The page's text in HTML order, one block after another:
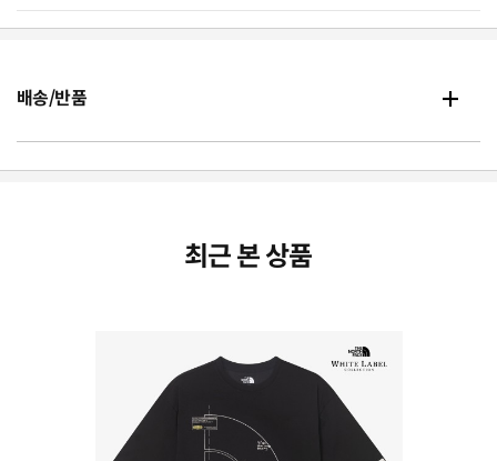
배송/반품
최근 본 상품